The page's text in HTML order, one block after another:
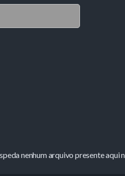
nenhum arquivo presente aqui